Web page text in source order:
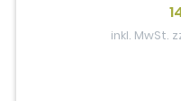
inkl. MwSt.